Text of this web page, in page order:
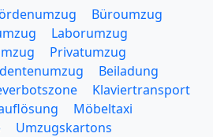
Büroumzug
Laborumzug
Privatumzug
Beiladung
Klaviertransport
Möbeltaxi
Umzugskartons